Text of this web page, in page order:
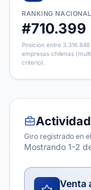
RANKING NACIONAL
#710.399
Posición entre 3.316.848
empresas chilenas
criterio).
Giro registrado en
Mostrando 1-2
Venta